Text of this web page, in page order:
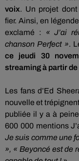
voix. Un projet
fier. Ainsi, en
exclamé :
« J’ai
chanson Perfect ».
ce jeudi 30
streaming à partir
Les fans d’Ed
nouvelle et
publiée il y a à
600 000 mentions J
Je suis comme une
», « Beyoncéest de